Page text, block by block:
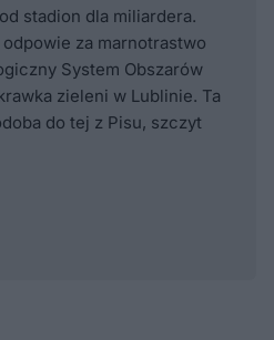
stadion dla miliardera.
za marnotrastwo
System Obszarów
zieleni w Lublinie. Ta
do tej z Pisu, szczyt